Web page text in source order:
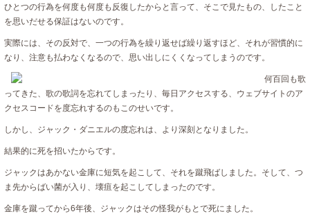
ひとつの行為を何度も何度も反復したからと言って、そこで見たもの、したこと
を思いだせる保証はないのです。
実際には、その反対で、一つの行為を繰り返せば繰り返すほど、それが習慣的に
なり、注意も払わなくなるので、思い出しにくくなってしまうのです。
何百回も歌
ってきた、歌の歌詞を忘れてしまったり、毎日アクセスする、ウェブサイトのア
クセスコードを度忘れするのもこのせいです。
しかし、ジャック・ダニエルの度忘れは、より深刻となりました。
結果的に死を招いたからです。
ジャックはあかない金庫に短気を起こして、それを蹴飛ばしました。そして、つ
ま先からばい菌が入り、壊疽を起こしてしまったのです。
金庫を蹴ってから6年後、ジャックはその怪我がもとで死にました。